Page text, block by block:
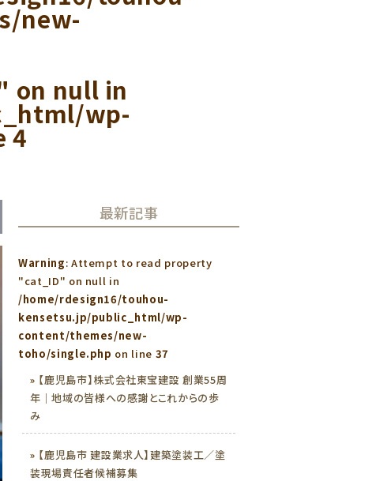
new-
on null in
wp-
4
最新記事
Warning: Attempt to read property
"cat_ID" on null in
/home/rdesign16/touhou-
kensetsu.jp/public_html/wp-
content/themes/new-
toho/single.php on line 37
» 【鹿児島市】株式会社東宝建設 創業55周
年｜地域の皆様への感謝とこれからの歩
み
» 【鹿児島市 建設業求人】建築塗装工／塗
装現場責任者候補募集